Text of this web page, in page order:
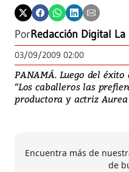
PorRedacción Digital
03/09/2009 02:00
PANAMÁ. Luego del
“Los caballeros las
productora y actriz Aurea
Encuentra más de
de